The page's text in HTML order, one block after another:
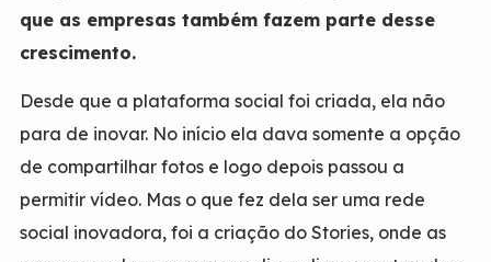
que as empresas também fazem parte desse
crescimento.
Desde que a plataforma social foi criada, ela não
para de inovar. No início ela dava somente a opção
de compartilhar fotos e logo depois passou a
permitir vídeo. Mas o que fez dela ser uma rede
social inovadora, foi a criação do Stories, onde as